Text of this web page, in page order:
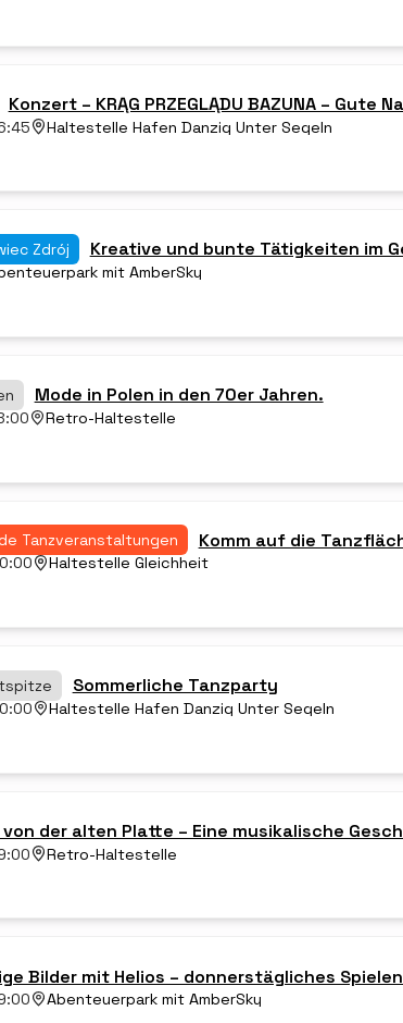
Konzert – KRĄG PRZEGLĄDU BAZUNA – Gute
Haltestelle Hafen Danzig Unter Segeln
Zdrój Kreative und bunte Tätigkeiten im
mit AmberSky
Mode in Polen in den 70er Jahren.
Retro-Haltestelle
Tanzveranstaltungen Komm auf die
Haltestelle Gleichheit
Sommerliche Tanzparty
Haltestelle Hafen Danzig Unter Segeln
von der alten Platte – Eine musikalische
Retro-Haltestelle
Bilder mit Helios – donnerstägliches
Abenteuerpark mit AmberSky